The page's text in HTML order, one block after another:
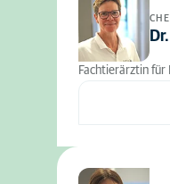
Fachtierärztin für